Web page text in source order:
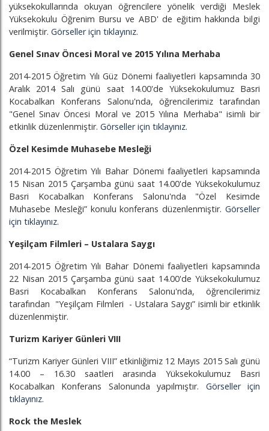
yüksekokullarında okuyan öğrencilere yönelik verdiği Meslek
Yüksekokulu Öğrenim Bursu ve ABD' de eğitim hakkında bilgi
verilmiştir. Görseller için tıklayınız.
Genel Sınav Öncesi Moral ve 2015 Yılına Merhaba
2014-2015 Öğretim Yılı Güz Dönemi faaliyetleri kapsamında 30
Aralık 2014 Salı günü saat 14.00'de Yüksekokulumuz Basri
Kocabalkan Konferans Salonu'nda, öğrencilerimiz tarafından
"Genel Sınav Öncesi Moral ve 2015 Yılına Merhaba" isimli bir
etkinlik düzenlenmiştir. Görseller için tıklayınız.
Özel Kesimde Muhasebe Mesleği
2014-2015 Öğretim Yılı Bahar Dönemi faaliyetleri kapsamında
15 Nisan 2015 Çarşamba günü saat 14.00'de Yüksekokulumuz
Basri Kocabalkan Konferans Salonu'nda "Özel Kesimde
Muhasebe Mesleği” konulu konferans düzenlenmiştir. Görseller
için tıklayınız.
Yeşilçam Filmleri – Ustalara Saygı
2014-2015 Öğretim Yılı Bahar Dönemi faaliyetleri kapsamında
22 Nisan 2015 Çarşamba günü saat 14.00'de Yüksekokulumuz
Basri Kocabalkan Konferans Salonu'nda, öğrencilerimiz
tarafından "Yeşilçam Filmleri - Ustalara Saygı” isimli bir etkinlik
düzenlenmiştir.
Turizm Kariyer Günleri VIII
“Turizm Kariyer Günleri VIII” etkinliğimiz 12 Mayıs 2015 Salı günü
14.00 – 16.30 saatleri arasında Yüksekokulumuz Basri
Kocabalkan Konferans Salonunda yapılmıştır. Görseller için
tıklayınız.
Rock the Meslek